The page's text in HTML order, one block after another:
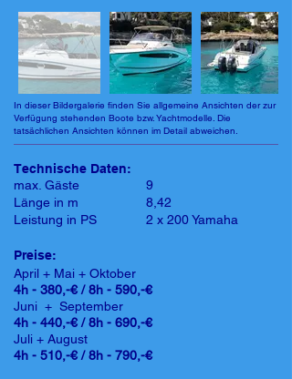
In dieser Bildergalerie finden Sie allgemeine Ansichten der zur
Verfügung stehenden Boote bzw. Yachtmodelle. Die
tatsächlichen Ansichten können im Detail abweichen.
Technische Daten:
max. Gäste
Länge in m
Leistung in PS
9
8,42
2 x 200 Yamaha
Preise:
April + Mai + Oktober
4h - 380,-€ / 8h - 590,-€
Juni + September
4h - 440,-€ / 8h - 690,-€
Juli + August
4h - 510,-€ / 8h - 790,-€